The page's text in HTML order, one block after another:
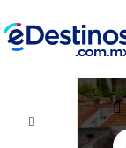
Vuelo+Hotel